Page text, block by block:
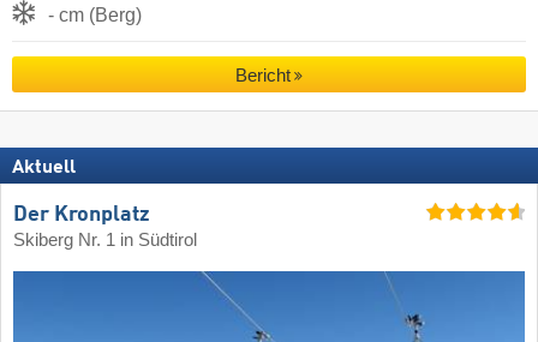
- cm (Berg)
Bericht
Aktuell
Der Kronplatz
Skiberg Nr. 1 in Südtirol